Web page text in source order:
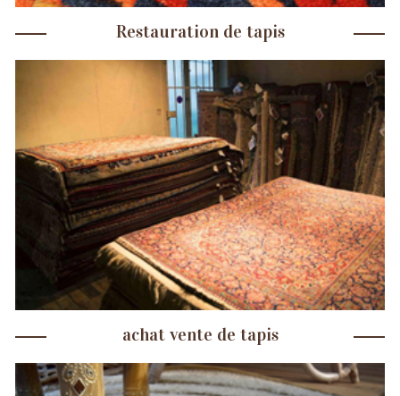
Restauration de tapis
achat vente de tapis